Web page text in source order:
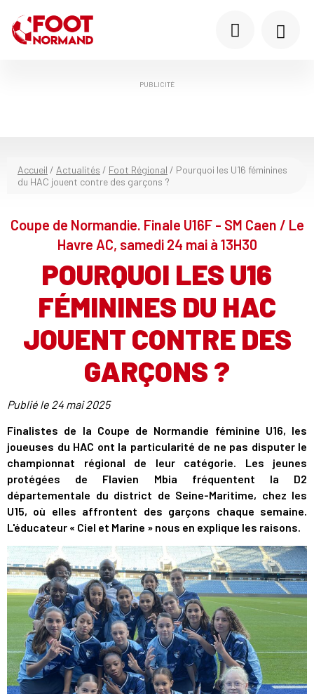
PUBLICITÉ
Accueil / Actualités / Foot Régional / Pourquoi les U16 féminines
du HAC jouent contre des garçons ?
Coupe de Normandie. Finale U16F - SM Caen / Le
Havre AC, samedi 24 mai à 13H30
POURQUOI LES U16
FÉMININES DU HAC
JOUENT CONTRE DES
GARÇONS ?
Publié le 24 mai 2025
Finalistes de la Coupe de Normandie féminine U16, les
joueuses du HAC ont la particularité de ne pas disputer le
championnat régional de leur catégorie. Les jeunes
protégées de Flavien Mbia fréquentent la D2
départementale du district de Seine-Maritime, chez les
U15, où elles affrontent des garçons chaque semaine.
L'éducateur « Ciel et Marine » nous en explique les raisons.